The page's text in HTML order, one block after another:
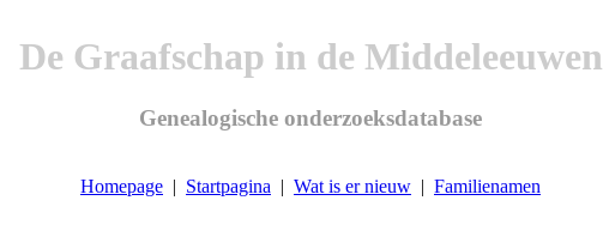
De Graafschap in de Middeleeuwen
Genealogische onderzoeksdatabase
Homepage | Startpagina | Wat is er nieuw | Familienamen